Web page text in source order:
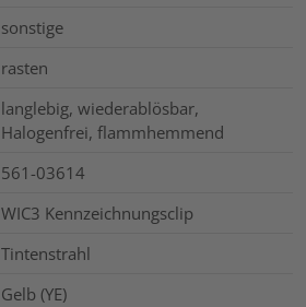
sonstige
rasten
langlebig, wiederablösbar,
Halogenfrei, flammhemmend
561-03614
WIC3 Kennzeichnungsclip
Tintenstrahl
Gelb (YE)